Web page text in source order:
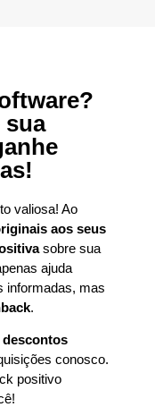
sua
valiosa! Ao
aos seus
sobre sua
ajuda
informadas, mas
.
descontos
conosco.
positivo